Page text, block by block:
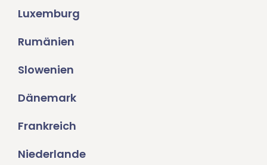
Luxemburg
Rumänien
Slowenien
Dänemark
Frankreich
Niederlande